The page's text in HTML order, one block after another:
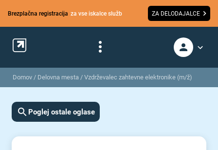
Brezplačna registracija za vse iskalce služb ZA DELODAJALCE
Domov / Delovna mesta / Vzdrževalec zahtevne elektronike (m/ž)
Poglej ostale oglase